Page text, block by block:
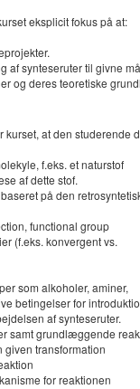
eksplicit fokus på at:
synteseruter til givne
og deres teoretiske
at den studerende
f.eks. et naturstof
af dette stof.
på den
functional group
(f.eks. konvergent vs.
som alkoholer, aminer,
betingelser for
af synteseruter.
samt grundlæggende
given transformation
for reaktionen